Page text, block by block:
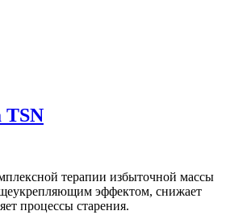
TSN
терапии избыточной массы
эффектом, снижает
процессы старения.